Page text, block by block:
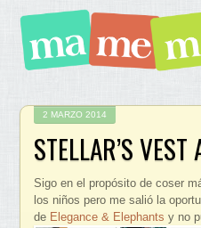
2 MARZO 2014
STELLAR’S
Sigo en el propósito de coser
los niños pero me salió la
de Elegance & Elephants y no